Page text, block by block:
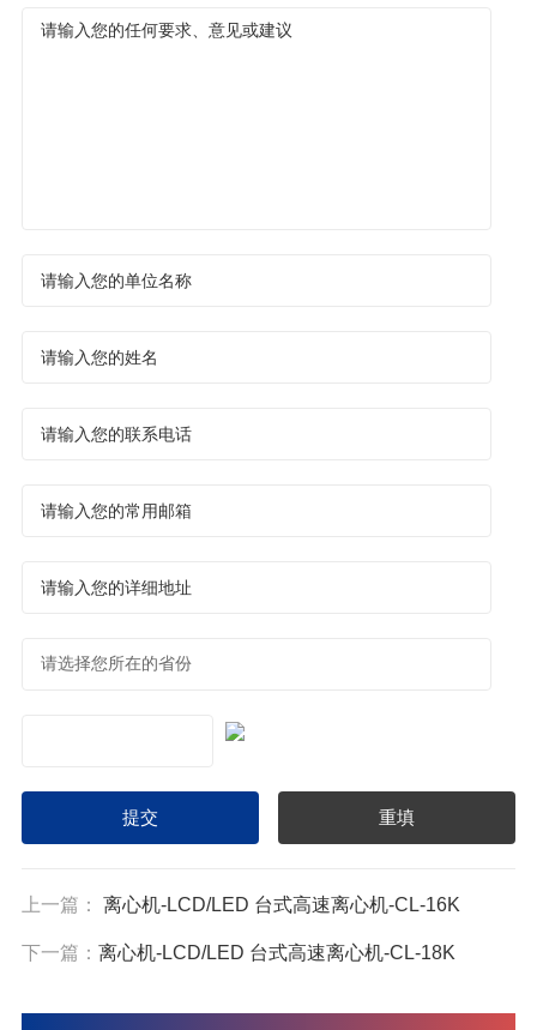
上一篇： 离心机-LCD/LED 台式高速离心机-CL-16K
下一篇： 离心机-LCD/LED 台式高速离心机-CL-18K